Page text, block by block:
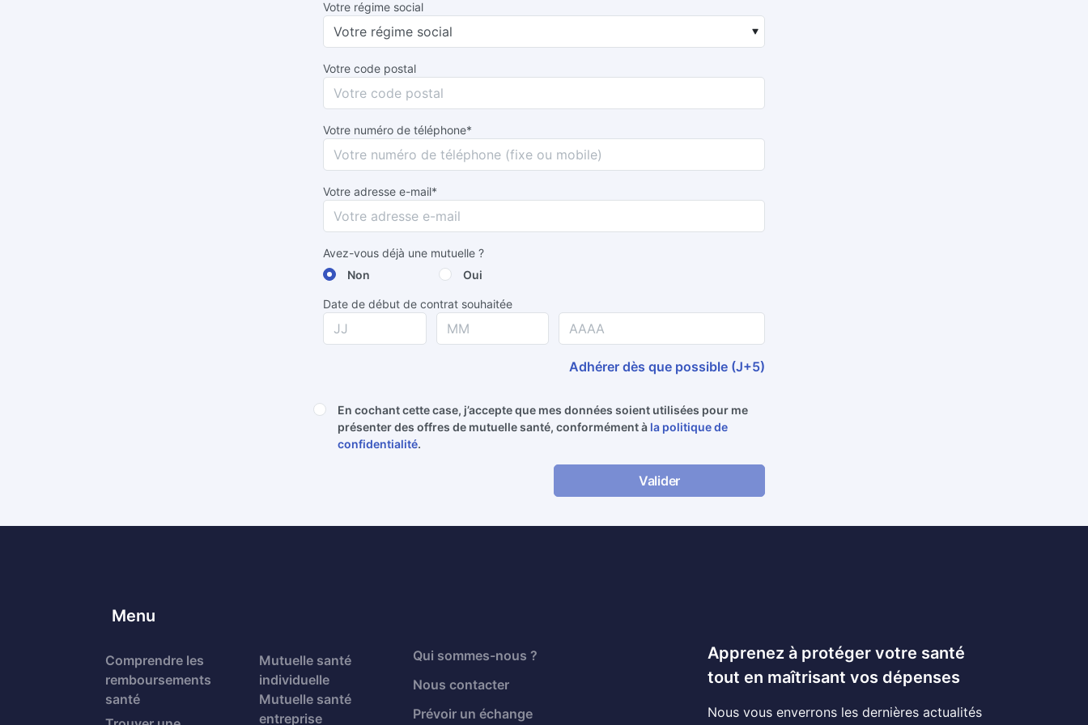
Votre régime social
Votre code postal
Votre numéro de téléphone*
Votre adresse e-mail*
Avez-vous déjà une mutuelle ?
Non
Oui
Date de début de contrat souhaitée
Adhérer dès que possible (J+5)
En cochant cette case, j’accepte que mes données soient utilisées pour me
présenter des offres de mutuelle santé, conformément à la politique de
confidentialité.
Valider
Menu
Comprendre les
remboursements
santé
Mutuelle santé
individuelle
Mutuelle santé
entreprise
Qui sommes-nous ?
Nous contacter
Prévoir un échange
Apprenez à protéger votre santé
tout en maîtrisant vos dépenses
Nous vous enverrons les dernières actualités